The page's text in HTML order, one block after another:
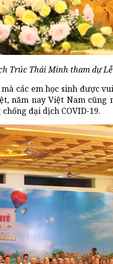
Trúc Thái Minh tham dự
các em học sinh được
năm nay Việt Nam
đại dịch COVID-19.